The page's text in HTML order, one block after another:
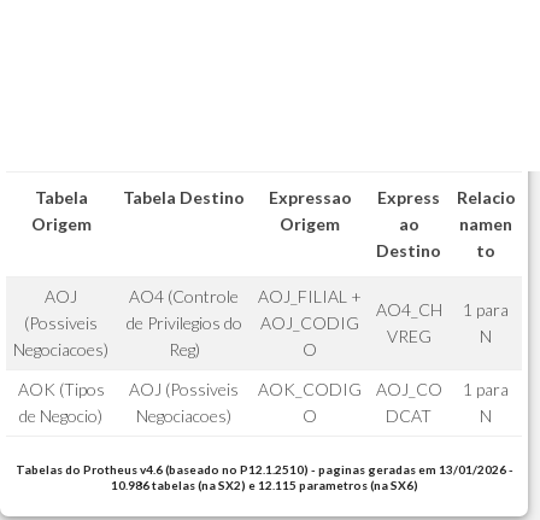
Tabela
Origem
Tabela Destino
Expressao
Origem
Express
ao
Destino
Relacio
namen
to
AOJ
(Possiveis
Negociacoes)
AO4 (Controle
de Privilegios do
Reg)
AOJ_FILIAL +
AOJ_CODIG
O
AO4_CH
VREG
1 para
N
AOK (Tipos
de Negocio)
AOJ (Possiveis
Negociacoes)
AOK_CODIG
O
AOJ_CO
DCAT
1 para
N
Tabelas do Protheus v4.6 (baseado no P12.1.2510) - paginas geradas em 13/01/2026 -
10.986 tabelas (na SX2) e 12.115 parametros (na SX6)